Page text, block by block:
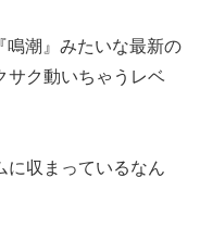
鳴潮』みたいな最新の
サク動いちゃうレベ
に収まっているなん